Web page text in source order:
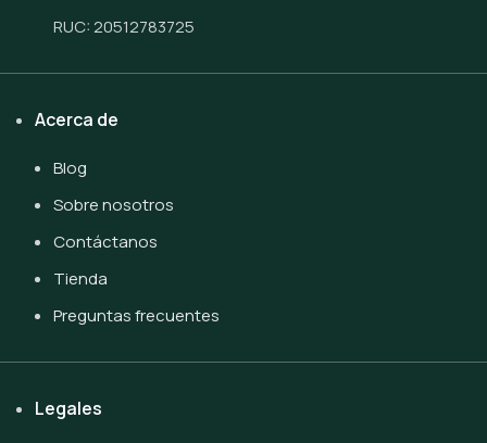
RUC: 20512783725
Acerca de
Blog
Sobre nosotros
Contáctanos
Tienda
Preguntas frecuentes
Legales